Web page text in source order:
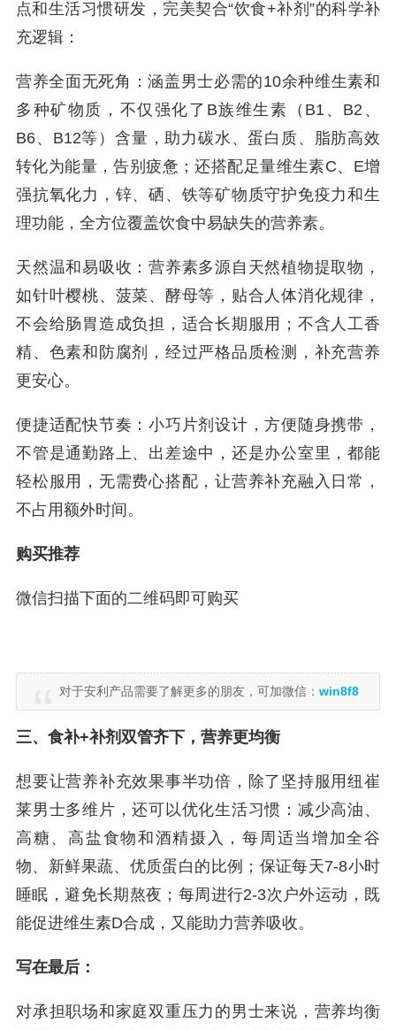
点和生活习惯研发，完美契合“饮食+补剂”的科学补
充逻辑：
营养全面无死角：涵盖男士必需的10余种维生素和
多种矿物质，不仅强化了B族维生素（B1、B2、
B6、B12等）含量，助力碳水、蛋白质、脂肪高效
转化为能量，告别疲惫；还搭配足量维生素C、E增
强抗氧化力，锌、硒、铁等矿物质守护免疫力和生
理功能，全方位覆盖饮食中易缺失的营养素。
天然温和易吸收：营养素多源自天然植物提取物，
如针叶樱桃、菠菜、酵母等，贴合人体消化规律，
不会给肠胃造成负担，适合长期服用；不含人工香
精、色素和防腐剂，经过严格品质检测，补充营养
更安心。
便捷适配快节奏：小巧片剂设计，方便随身携带，
不管是通勤路上、出差途中，还是办公室里，都能
轻松服用，无需费心搭配，让营养补充融入日常，
不占用额外时间。
购买推荐
微信扫描下面的二维码即可购买
对于安利产品需要了解更多的朋友，可加微信： win8f8
三、食补+补剂双管齐下，营养更均衡
想要让营养补充效果事半功倍，除了坚持服用纽崔
莱男士多维片，还可以优化生活习惯：减少高油、
高糖、高盐食物和酒精摄入，每周适当增加全谷
物、新鲜果蔬、优质蛋白的比例；保证每天7-8小时
睡眠，避免长期熬夜；每周进行2-3次户外运动，既
能促进维生素D合成，又能助力营养吸收。
写在最后：
对承担职场和家庭双重压力的男士来说，营养均衡